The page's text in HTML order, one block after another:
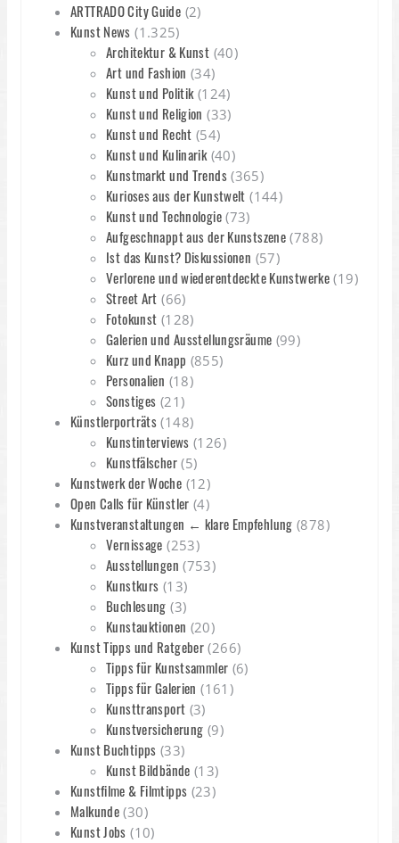
ARTTRADO City Guide (2)
Kunst News (1.325)
Architektur & Kunst (40)
Art und Fashion (34)
Kunst und Politik(124)
Kunst und Religion (33)
Kunst und Recht (54)
Kunst und Kulinarik(40)
Kunstmarkt und Trends(365)
Kurioses aus der Kunstwelt (144)
Kunst und Technologie(73)
Aufgeschnappt aus der Kunstszene (788)
Ist das Kunst? Diskussionen (57)
Verlorene und wiederentdeckte Kunstwerke (19)
Street Art (66)
Fotokunst (128)
Galerien und Ausstellungsräume (99)
Kurz und Knapp (855)
Personalien (18)
Sonstiges (21)
Künstlerporträts (148)
Kunstinterviews (126)
Kunstfälscher(5)
Kunstwerk der Woche (12)
Open Calls für Künstler (4)
Kunstveranstaltungen ← klare Empfehlung (878)
Vernissage (253)
Ausstellungen (753)
Kunstkurs (13)
Buchlesung (3)
Kunstauktionen (20)
Kunst Tipps und Ratgeber (266)
Tipps für Kunstsammler (6)
Tipps für Galerien (161)
Kunsttransport (3)
Kunstversicherung (9)
Kunst Buchtipps (33)
Kunst Bildbände (13)
Kunstfilme & Filmtipps (23)
Malkunde (30)
Kunst Jobs (10)